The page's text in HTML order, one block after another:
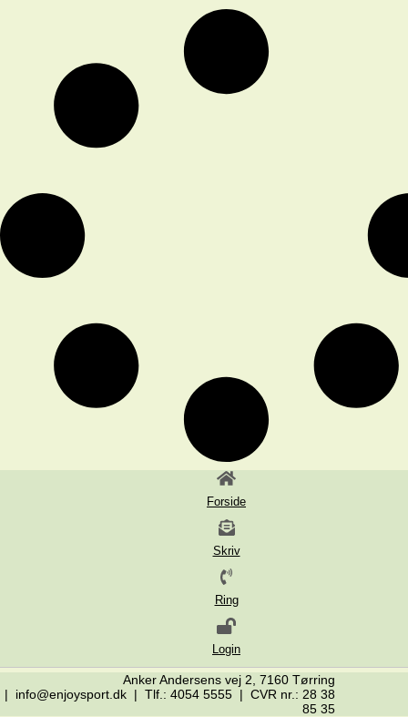
Forside
Skriv
Ring
Login
Anker Andersens vej 2, 7160 Tørring
| info@enjoysport.dk | Tlf.: 4054 5555 | CVR nr.: 28 38
85 35